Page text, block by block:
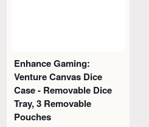
Enhance Gaming:
Venture Canvas Dice
Case - Removable Dice
Tray, 3 Removable
Pouches